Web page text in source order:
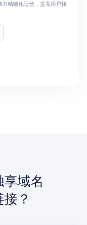
精细化运营，提高用户转
域名
？